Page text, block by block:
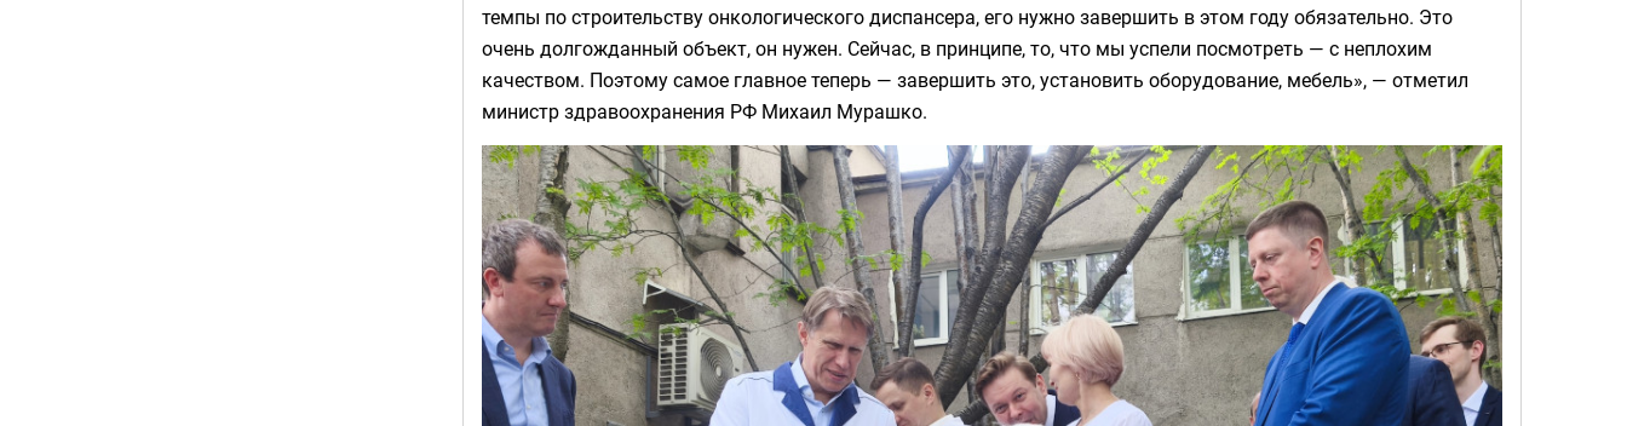
темпы по строительству онкологического диспансера, его нужно завершить в этом году обязательно. Это
очень долгожданный объект, он нужен. Сейчас, в принципе, то, что мы успели посмотреть — с неплохим
качеством. Поэтому самое главное теперь — завершить это, установить оборудование, мебель», — отметил
министр здравоохранения РФ Михаил Мурашко.